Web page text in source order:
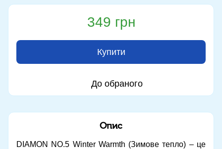
349 грн
Купити
До обраного
Опис
DIAMON NO.5 Winter Warmth (Зимове тепло) – це